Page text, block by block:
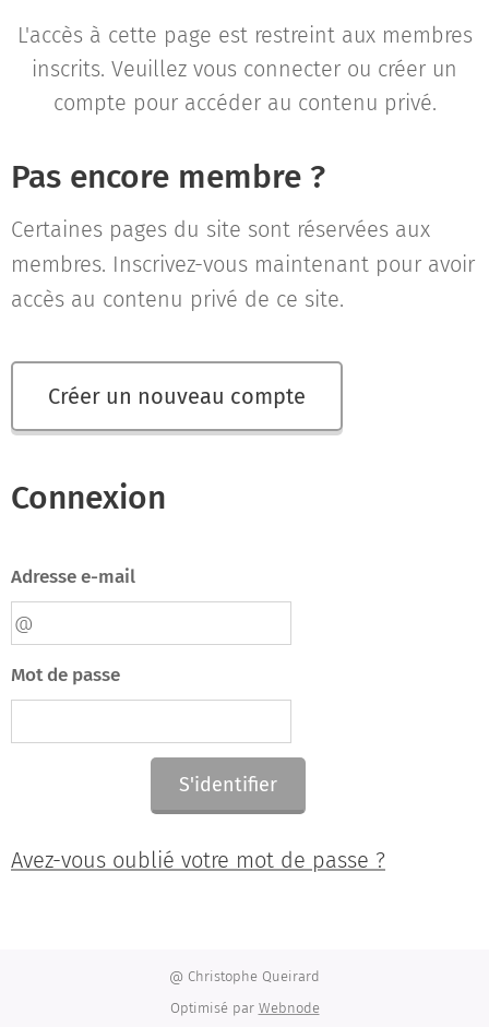
L'accès à cette page est restreint aux membres
inscrits. Veuillez vous connecter ou créer un
compte pour accéder au contenu privé.
Pas encore membre ?
Certaines pages du site sont réservées aux
membres. Inscrivez-vous maintenant pour avoir
accès au contenu privé de ce site.
Créer un nouveau compte
Connexion
Adresse e-mail
Mot de passe
S'identifier
Avez-vous oublié votre mot de passe ?
@ Christophe Queirard
Optimisé par Webnode